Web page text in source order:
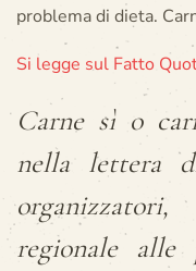
problema di dieta.
Si legge sul Fatto
Carne sì o
nella lettera
regionale